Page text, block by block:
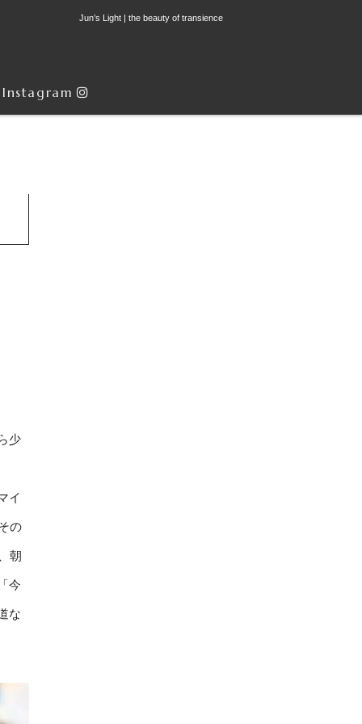
Jun’s Light | the beauty of transience
Instagram
少
イ
の
朝
今
な